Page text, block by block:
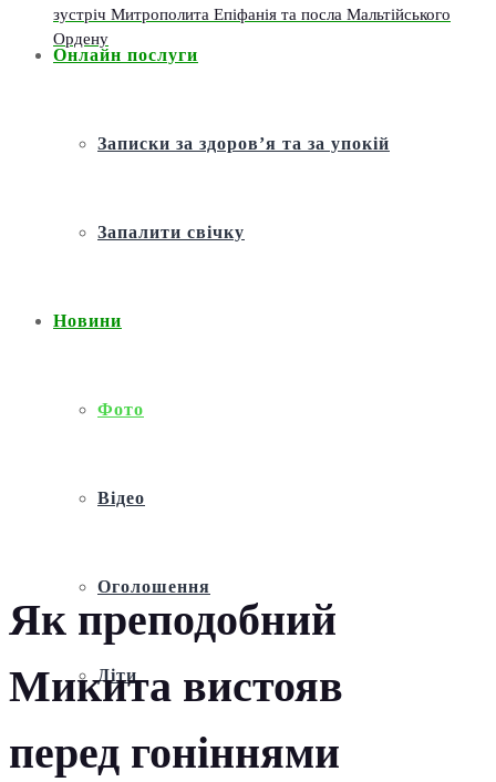
Онлайн послуги
Записки за здоров’я та за упокій
Запалити свічку
Новини
Фото
Відео
Оголошення
Діти
Як преподобний
Микита вистояв
перед гоніннями
зустріч Митрополита Епіфанія та посла Мальтійського
Ордену